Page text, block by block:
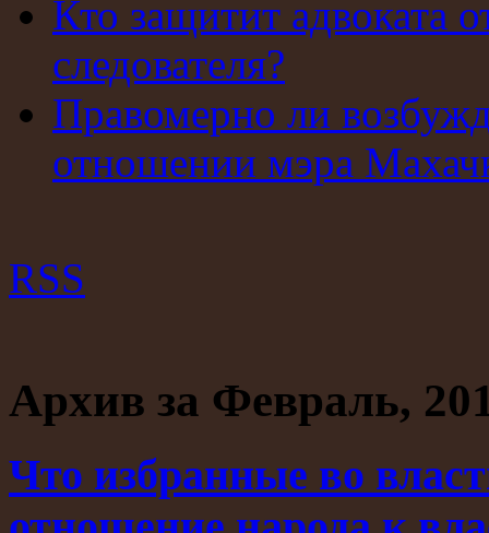
Кто защитит адвоката
следователя?
Правомерно ли
отношении мэра
RSS
Архив за Февраль,
Что избранные во